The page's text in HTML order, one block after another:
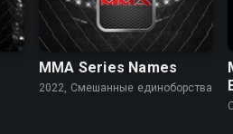
MMA Series Names
2022, Смешанные единоборства